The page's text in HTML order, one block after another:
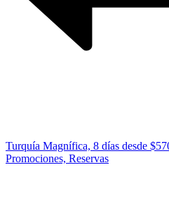
Turquía Magnífica, 8 días desde
Promociones, Reservas